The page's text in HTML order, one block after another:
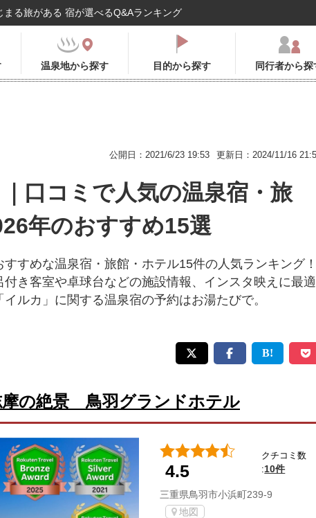
まる旅がある 宿が選べるQ&Aランキング
温泉地から探す 目的から探す 同行者から探
公開日：2021/6/23 19:53 更新日：2024/11/16
口コミで人気の温泉宿・旅
年のおすすめ15選
すすめな温泉宿・旅館・ホテル15件の人気ランキング
付き客室や卓球台などの施設情報、インスタ映えに最適
ルカ」に関する温泉宿の予約はお湯たびで。
摩の絶景 鳥羽グランドホテル
4.5
クチコミ数
:10件
三重県鳥羽市小浜町239-9
地図